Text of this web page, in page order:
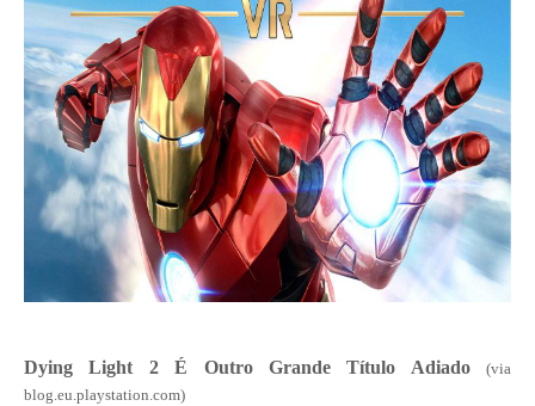
Dying Light 2 É Outro Grande Título Adiado (via
blog.eu.playstation.com)